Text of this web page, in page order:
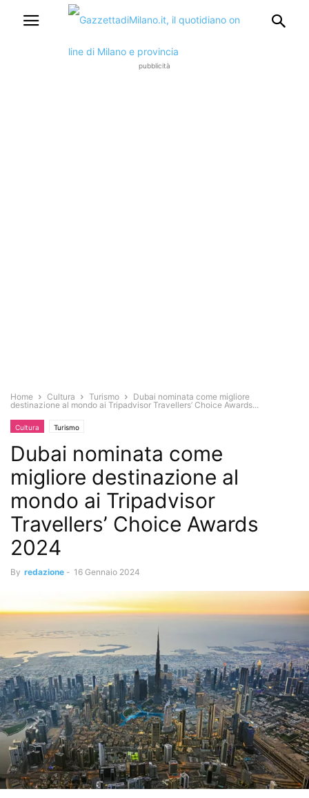
pubblicità
Home Cultura Turismo
Dubai nominata come migliore
destinazione al mondo ai Tripadvisor Travellers’ Choice Awards...
Cultura Turismo
Dubai nominata come
migliore destinazione al
mondo ai Tripadvisor
Travellers’ Choice Awards
2024
By redazione - 16 Gennaio 2024